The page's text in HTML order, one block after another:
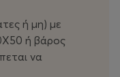
ή μη) με
ή βάρος
να